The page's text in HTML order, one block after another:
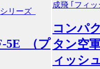
5E （プ
コンパ
タン空
ィッシ